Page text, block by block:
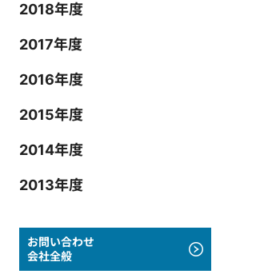
2018年度
2017年度
2016年度
2015年度
2014年度
2013年度
お問い合わせ
会社全般